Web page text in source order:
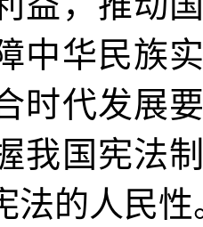
中华民族
时代发展
我国宪法
法的人民性